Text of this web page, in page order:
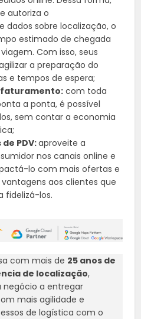
autoriza o
sobre localização, o
estimado de chegada
Com isso, seus
a preparação do
e tempos de espera;
faturamento:com toda
a ponta, é possível
sem contar a economia
PDV:aproveite a
nos canais online e
lo com mais ofertas e
aos clientes que
fidelizá-los.
com mais de 25 anos de
de localização,
a entregar
mais agilidade e
de logística com o